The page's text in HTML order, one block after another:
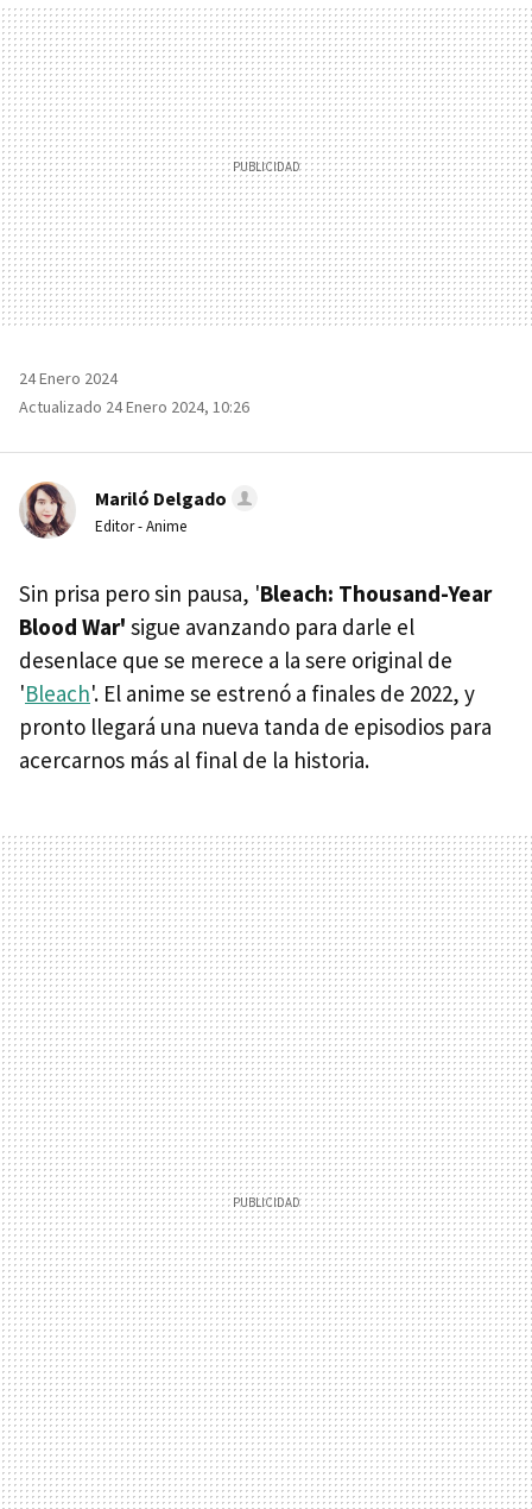
MAIL
24 Enero 2024
Actualizado 24 Enero 2024, 10:26
Mariló Delgado
Editor - Anime
Sin prisa pero sin pausa, 'Bleach: Thousand-Year
Blood War' sigue avanzando para darle el
desenlace que se merece a la sere original de
'Bleach'. El anime se estrenó a finales de 2022, y
pronto llegará una nueva tanda de episodios para
acercarnos más al final de la historia.